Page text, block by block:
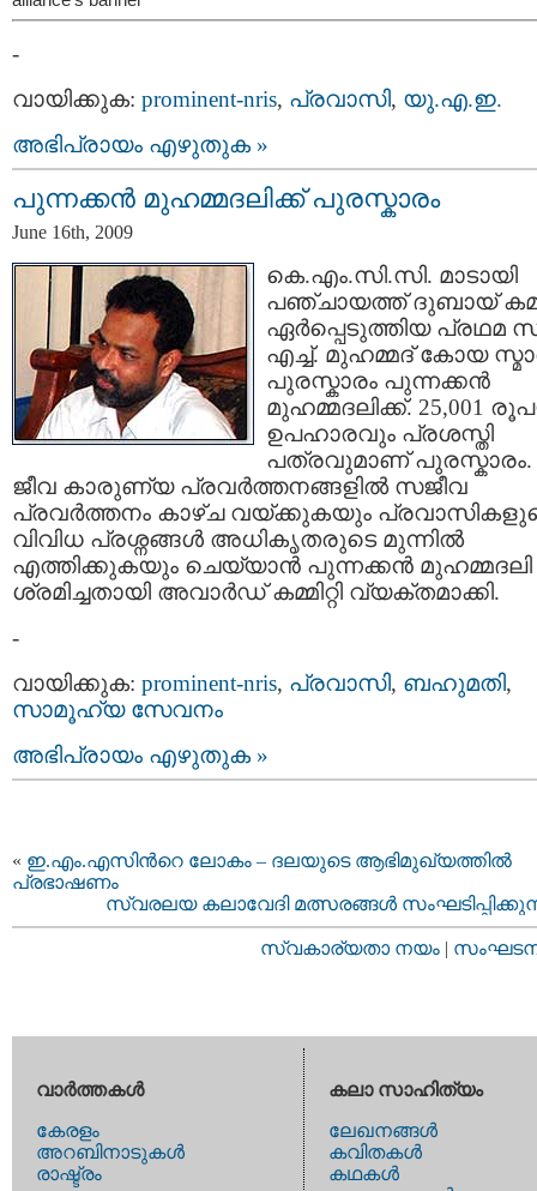
-
വായിക്കുക: prominent-nris, പ്രവാസി, യു.എ.ഇ.
അഭിപ്രായം എഴുതുക »
പുന്നക്കന്‍ മുഹമ്മദലിക്ക് പുരസ്കാരം
June 16th, 2009
കെ.എം.സി.സി. മാടായി
പഞ്ചായത്ത് ദുബായ്
ഏര്‍പ്പെടുത്തിയ പ്രഥമ
എച്ച്. മുഹമ്മദ് കോയ
പുരസ്കാരം പുന്നക്കന്‍
മുഹമ്മദലിക്ക്. 25,001
ഉപഹാരവും പ്രശസ്തി
പത്രവുമാണ് പുരസ്കാരം.
ജീവ കാരുണ്യ പ്രവര്‍ത്തനങ്ങളില്‍ സജീവ
പ്രവര്‍ത്തനം കാഴ്ച വയ്ക്കുകയും
വിവിധ പ്രശ്നങ്ങള്‍ അധികൃതരുടെ മുന്നില്‍
എത്തിക്കുകയും ചെയ്യാന്‍ പുന്നക്കന്‍ മുഹമ്മദലി
ശ്രമിച്ചതായി അവാര്‍ഡ് കമ്മിറ്റി വ്യക്തമാക്കി.
-
വായിക്കുക: prominent-nris, പ്രവാസി, ബഹുമതി,
സാമൂഹ്യ സേവനം
അഭിപ്രായം എഴുതുക »
« ഇ.എം.എസിന്‍റെ ലോകം – ദലയുടെ ആഭിമുഖ്യത്തില്‍
പ്രഭാഷണം
സ്വരലയ കലാവേദി മത്സരങ്ങള്‍
സ്വകാര്യതാ നയം |
വാര്‍ത്തകള്‍
കേരളം
അറബിനാടുകള്‍
രാഷ്ട്രം
കലാ സാഹിത്യം
ലേഖനങ്ങള്‍
കവിതകള്‍
കഥകള്‍